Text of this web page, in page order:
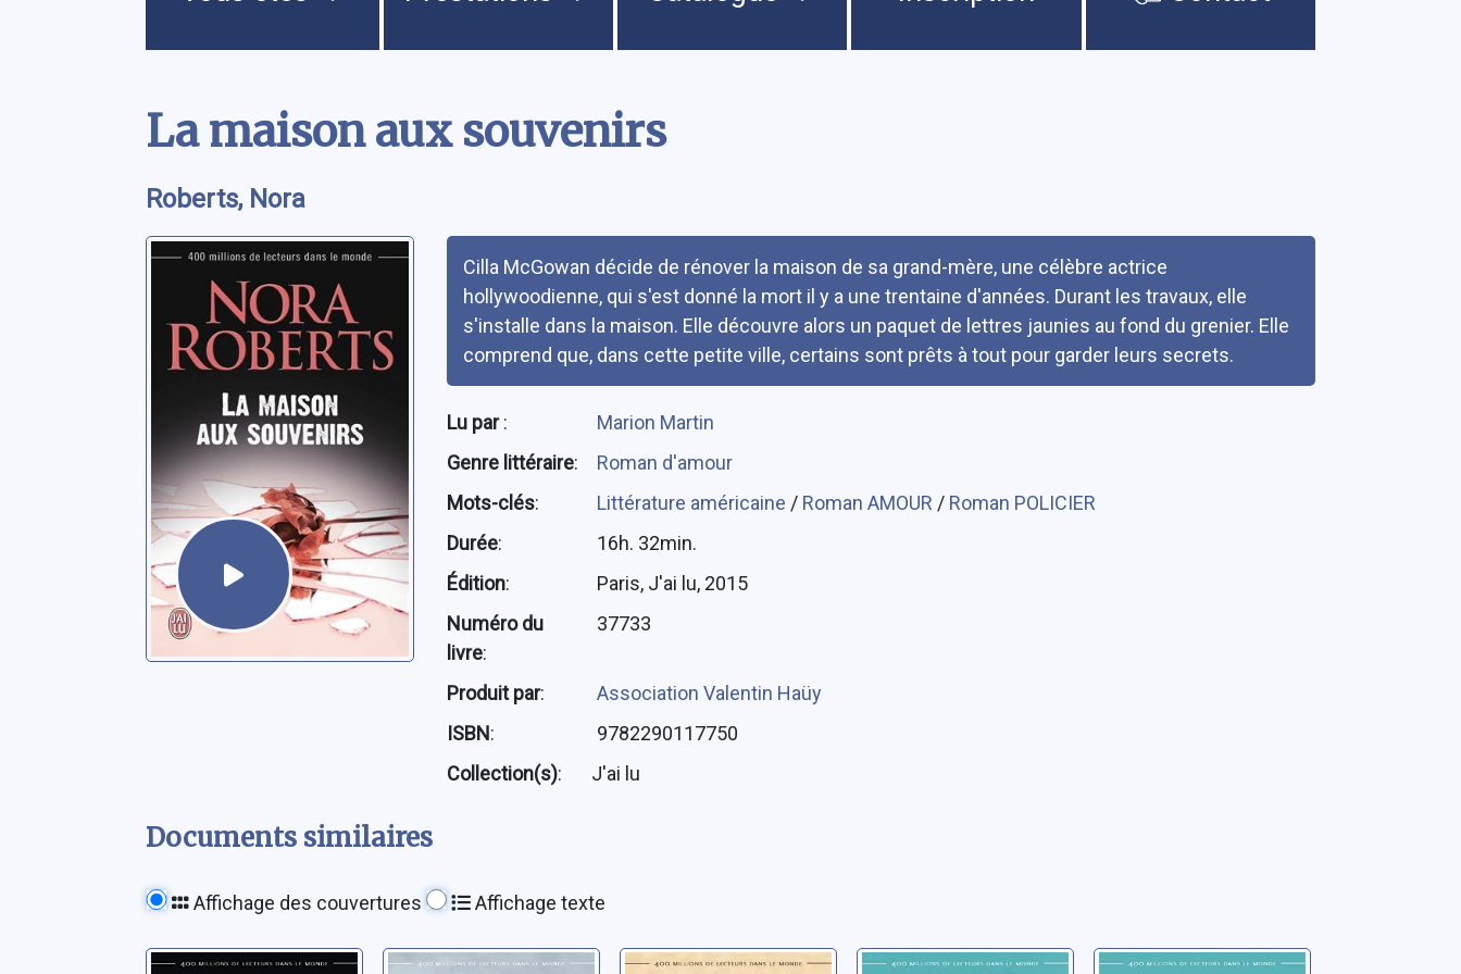
La maison aux souvenirs
Roberts, Nora
Cilla McGowan décide de rénover la maison de sa grand-mère, une célèbre actrice
hollywoodienne, qui s'est donné la mort il y a une trentaine d'années. Durant les travaux, elle
s'installe dans la maison. Elle découvre alors un paquet de lettres jaunies au fond du grenier. Elle
comprend que, dans cette petite ville, certains sont prêts à tout pour garder leurs secrets.
Lu par:
Marion Martin
Genre littéraire:
Roman d'amour
Mots-clés: Littérature américaine / Roman AMOUR / Roman POLICIER
Durée:
16h. 32min.
Édition:
Paris, J'ai lu, 2015
Numéro du
livre:
37733
Produit par:
Association Valentin Haüy
ISBN:
9782290117750
Collection(s): J'ai lu
Documents similaires
Affichage des couvertures Affichage texte